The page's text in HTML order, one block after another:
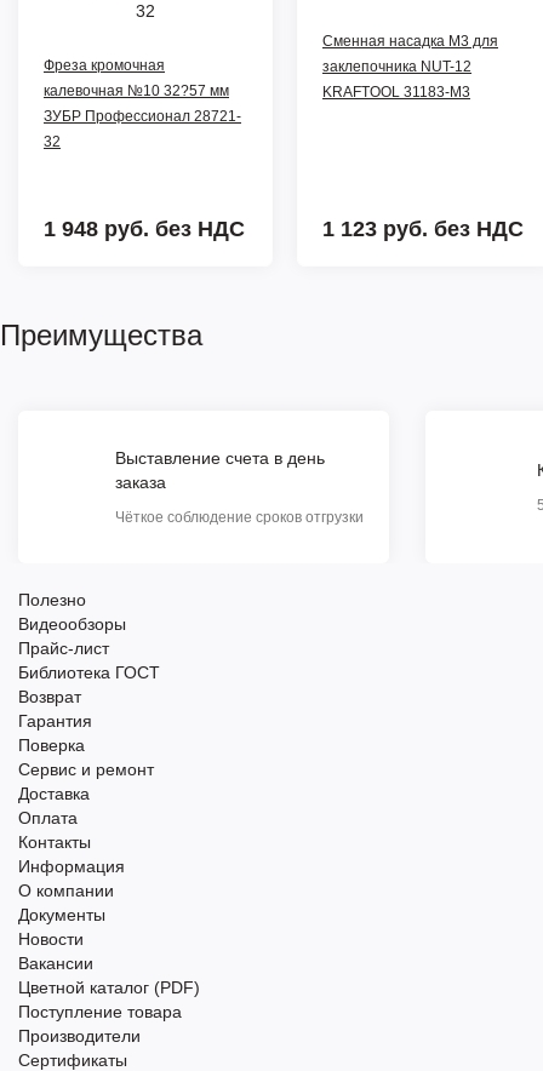
Фреза кромочная
калевочная №10 32?57 мм
ЗУБР Профессионал 28721-
32
1 948 руб. без НДС
Сменная насадка М3 для
заклепочника NUT-12
KRAFTOOL 31183-M3
1 123 руб. без НДС
Преимущества
Выставление счета в день
заказа
Чёткое соблюдение сроков отгрузки
Полезно
Видеообзоры
Прайс-лист
Библиотека ГОСТ
Возврат
Гарантия
Поверка
Сервис и ремонт
Доставка
Оплата
Контакты
Информация
О компании
Документы
Новости
Вакансии
Цветной каталог (PDF)
Поступление товара
Производители
Сертификаты